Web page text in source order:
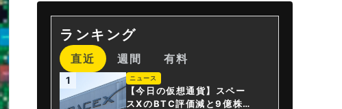
ランキング
直近 週間 有料
1 ニュース
【今日の仮想通貨】スペー
スXのBTC評価減と9億株の